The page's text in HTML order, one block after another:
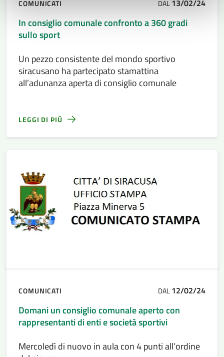
COMUNICATI DAL13/02/24
In consiglio comunale confronto a 360 gradi
sullo sport
Un pezzo consistente del mondo sportivo
siracusano ha partecipato stamattina
all’adunanza aperta di consiglio comunale
LEGGI DI PIÙ
COMUNICATI DAL12/02/24
Domani un consiglio comunale aperto con
rappresentanti di enti e società sportivi
Mercoledì di nuovo in aula con 4 punti all’ordine